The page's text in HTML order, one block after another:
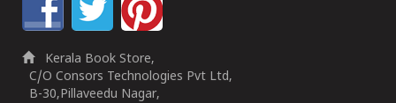
Kerala Book Store,
C/O Consors Technologies Pvt Ltd,
B-30,Pillaveedu Nagar,